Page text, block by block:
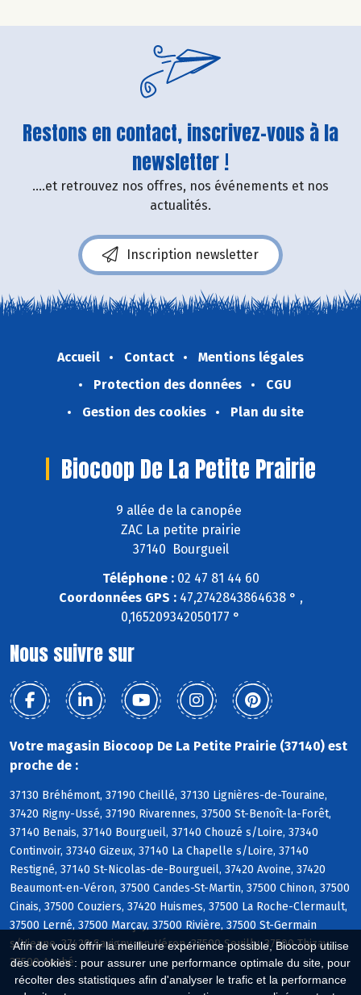
Afin de vous offrir la meilleure expérience possible, Biocoop utilise
des cookies : pour assurer une performance optimale du site, pour
récolter des statistiques afin d'analyser le trafic et la performance
Restons en contact, inscrivez-vous à la
newsletter !
....et retrouvez nos offres, nos événements et nos
actualités.
Inscription newsletter
Accueil Contact
Mentions légales
Protection des données
CGU
Gestion des cookies
Plan du site
Biocoop De La Petite Prairie
9 allée de la canopée
ZAC La petite prairie
37140 Bourgueil
Téléphone :02 47 81 44 60
Coordonnées GPS :47,2742843864638 ° ,
0,165209342050177 °
Nous suivre sur
Votre magasin Biocoop De La Petite Prairie (37140) est
proche de :
37130 Bréhémont, 37190 Cheillé, 37130 Lignières-de-Touraine,
37420 Rigny-Ussé, 37190 Rivarennes, 37500 St-Benoît-la-Forêt,
37140 Benais, 37140 Bourgueil, 37140 Chouzé s/Loire, 37340
Continvoir, 37340 Gizeux, 37140 La Chapelle s/Loire, 37140
Restigné, 37140 St-Nicolas-de-Bourgueil, 37420 Avoine, 37420
Beaumont-en-Véron, 37500 Candes-St-Martin, 37500 Chinon, 37500
Cinais, 37500 Couziers, 37420 Huismes, 37500 La Roche-Clermault,
37500 Lerné, 37500 Marçay, 37500 Rivière, 37500 St-Germain
s/Vienne, 37420 Savigny-en-Véron, 37500 Seuilly, 37500 Thizay,
37500 Anché